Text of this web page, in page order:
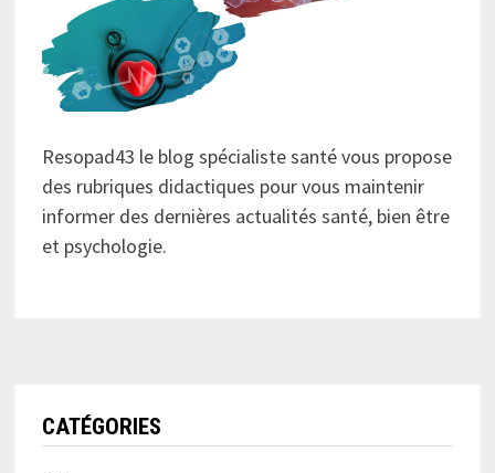
Resopad43 le blog spécialiste santé vous propose
des rubriques didactiques pour vous maintenir
informer des dernières actualités santé, bien être
et psychologie.
CATÉGORIES